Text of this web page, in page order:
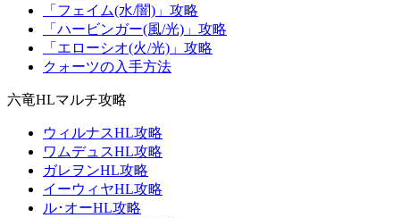
「フェイム(水/闇)」攻略
「ハービンガー(風/光)」攻略
「エローシオ(火/光)」攻略
クォーツの入手方法
六竜HLマルチ攻略
ウィルナスHL攻略
ワムデュスHL攻略
ガレヲンHL攻略
イーウィヤHL攻略
ル･オーHL攻略